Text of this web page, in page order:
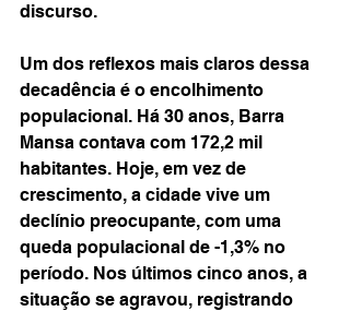
discurso.
Um dos reflexos mais claros dessa
decadência é o encolhimento
populacional. Há 30 anos, Barra
Mansa contava com 172,2 mil
habitantes. Hoje, em vez de
crescimento, a cidade vive um
declínio preocupante, com uma
queda populacional de -1,3% no
período. Nos últimos cinco anos, a
situação se agravou, registrando